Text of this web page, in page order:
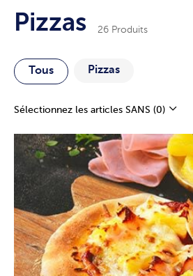
Pizzas 26 Produits
Tous Pizzas
Sélectionnez les articles SANS (0)